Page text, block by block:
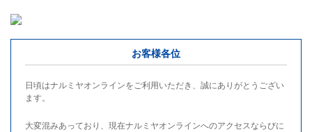
お客様各位
日頃はナルミヤオンラインをご利用いただき、誠にありがとうござい
ます。
大変混みあっており、現在ナルミヤオンラインへのアクセスならびに